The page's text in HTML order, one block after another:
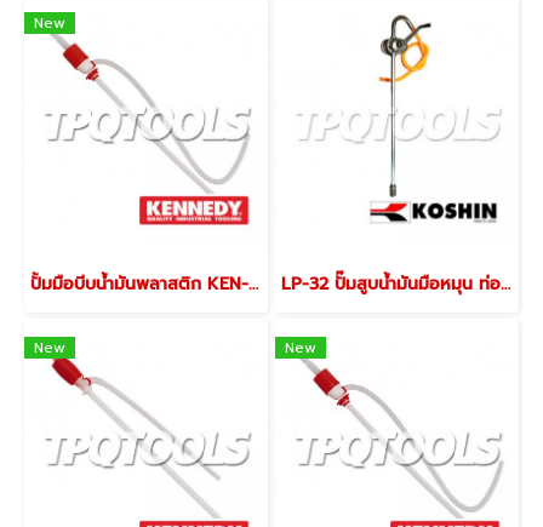
New
ปั้มมือบีบน้ำมันพลาสติก KEN-540-4150K LP-32 ปั๊มสูบน้ำมันมือหมุน ท่อส่ง 1-1/4" x 50" ปริมาณการสูบ 1 ลิตร / รอบการหมุน มีตัวกรองเศษฝุ่นขนาดใหญ่ KOSHIN PUMP
New New